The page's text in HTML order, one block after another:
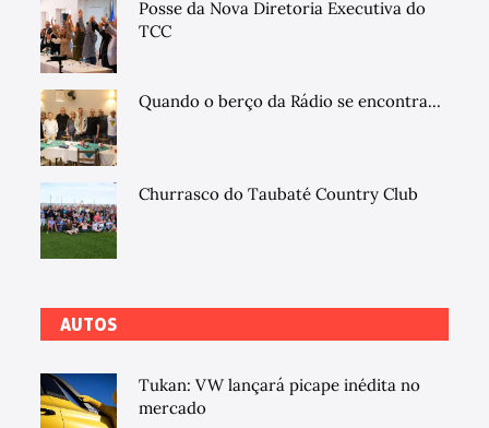
Posse da Nova Diretoria Executiva do
TCC
Quando o berço da Rádio se encontra...
Churrasco do Taubaté Country Club
AUTOS
Tukan: VW lançará picape inédita no
mercado